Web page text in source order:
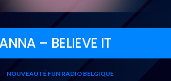
– BELIEVE IT
NOUVEAUTÉ FUN RADIO BELGIQUE